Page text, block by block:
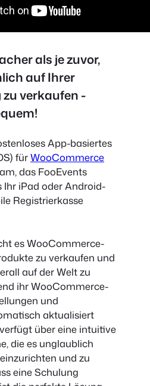
als je zuvor,
auf Ihrer
verkaufen -
App-basiertes
fürWooCommerce
das FooEvents
Ihr iPad oder Android-
Registrierkasse
es WooCommerce-
zu verkaufen und
auf der Welt zu
ihr WooCommerce-
und
aktualisiert
über eine intuitive
die es unglaublich
und zu
eine Schulung